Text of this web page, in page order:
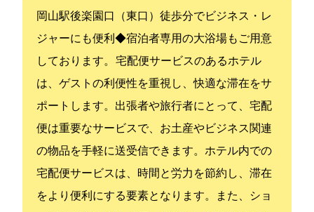
岡山駅後楽園口（東口）徒歩2分でビジネス・レ
ジャーにも便利◆宿泊者専用の大浴場もご用意
しております。 宅配便サービスのあるホテル
は、ゲストの利便性を重視し、快適な滞在をサ
ポートします。出張者や旅行者にとって、宅配
便は重要なサービスで、お土産やビジネス関連
の物品を手軽に送受信できます。ホテル内での
宅配便サービスは、時間と労力を節約し、滞在
をより便利にする要素となります。また、ショ